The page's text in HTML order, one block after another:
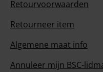
Retourvoorwaarden
Retourneer item
Algemene maat info
Annuleer mijn BSC-